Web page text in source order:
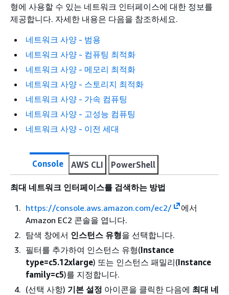
형에 사용할 수 있는 네트워크 인터페이스에 대한 정보를
제공합니다. 자세한 내용은 다음을 참조하세요.
네트워크 사양 - 범용
네트워크 사양 - 컴퓨팅 최적화
네트워크 사양 - 메모리 최적화
네트워크 사양 - 스토리지 최적화
네트워크 사양 - 가속 컴퓨팅
네트워크 사양 - 고성능 컴퓨팅
네트워크 사양 - 이전 세대
Console AWS CLI PowerShell
최대 네트워크 인터페이스를 검색하는 방법
https://console.aws.amazon.com/ec2/
에서
Amazon EC2 콘솔을 엽니다.
탐색 창에서 인스턴스 유형을 선택합니다.
필터를 추가하여 인스턴스 유형(Instance
type=c5.12xlarge) 또는 인스턴스 패밀리(Instance
family=c5)를 지정합니다.
(선택 사항) 기본 설정 아이콘을 클릭한 다음에 최대 네